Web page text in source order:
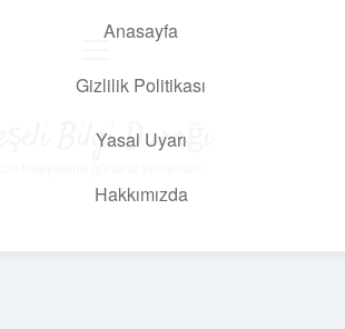
Anasayfa
Gizlilik Politikası
Yasal Uyarı
Hakkımızda
Neşeli Bilgi Durağı